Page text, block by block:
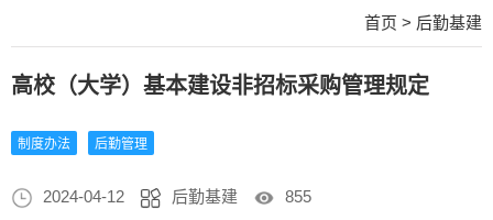
首页 > 后勤基建
高校（大学）基本建设非招标采购管理规定
制度办法 后勤管理
2024-04-12 后勤基建 855